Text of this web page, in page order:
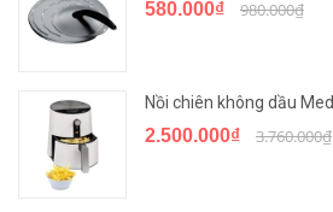
580.000₫ 980.000₫
Nồi chiên không dầu
2.500.000₫ 3.760.000₫